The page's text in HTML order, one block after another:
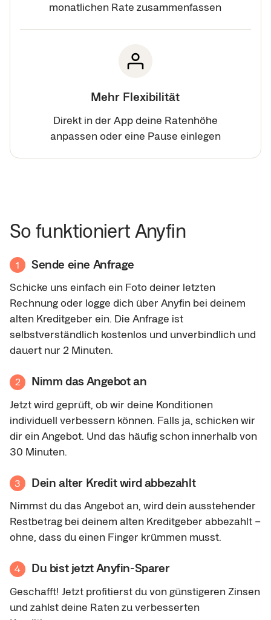
monatlichen Rate zusammenfassen
Mehr Flexibilität
Direkt in der App deine Ratenhöhe
anpassen oder eine Pause einlegen
So funktioniert Anyfin
1 Sende eine Anfrage
Schicke uns einfach ein Foto deiner letzten
Rechnung oder logge dich über Anyfin bei deinem
alten Kreditgeber ein. Die Anfrage ist
selbstverständlich kostenlos und unverbindlich und
dauert nur 2 Minuten.
2 Nimm das Angebot an
Jetzt wird geprüft, ob wir deine Konditionen
individuell verbessern können. Falls ja, schicken wir
dir ein Angebot. Und das häufig schon innerhalb von
30 Minuten.
3 Dein alter Kredit wird abbezahlt
Nimmst du das Angebot an, wird dein ausstehender
Restbetrag bei deinem alten Kreditgeber abbezahlt –
ohne, dass du einen Finger krümmen musst.
4 Du bist jetzt Anyfin-Sparer
Geschafft! Jetzt profitierst du von günstigeren Zinsen
und zahlst deine Raten zu verbesserten